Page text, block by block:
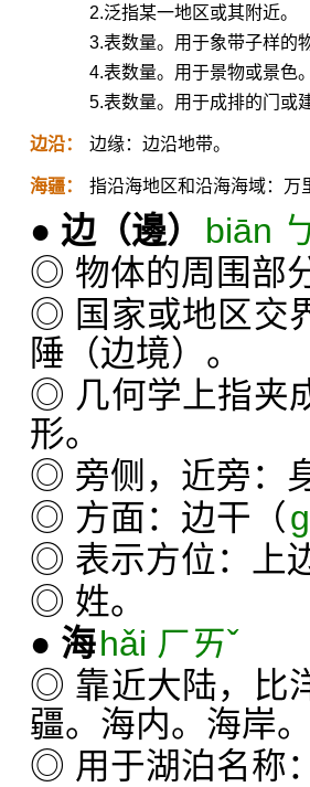
2.泛指某一地区或其附近。
3.表数量。用于象带子样的
4.表数量。用于景物或景色。
5.表数量。用于成排的门或
边沿： 边缘：边沿地带。
海疆： 指沿海地区和沿海海域：万
● 边（邊）
biān
◎ 物体的周围部
◎ 国家或地区交
陲（边境）。
◎ 几何学上指夹
形。
◎ 旁侧，近旁：
◎ 方面：边干（
◎ 表示方位：上
◎ 姓。
● 海hǎi ㄏㄞˇ
◎ 靠近大陆，比
疆。海内。海岸
◎ 用于湖泊名称